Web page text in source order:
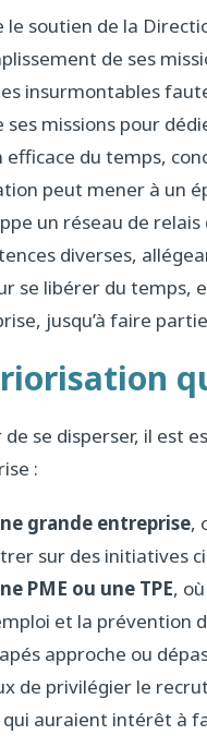
le soutien de la
de ses
insurmontables
ses missions pour
efficace du temps,
peut mener à un
un réseau de
diverses,
se libérer du temps,
jusqu’à faire
de se disperser, il est
:
grande entreprise,
sur des initiatives
PME ou une TPE,
et la prévention
approche ou
de privilégier le
auraient intérêt à